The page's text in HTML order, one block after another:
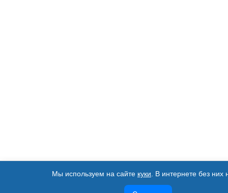
Мы используем на сайте куки . В интернете без них